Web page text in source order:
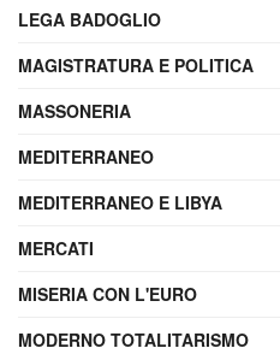
LEGA BADOGLIO
MAGISTRATURA E POLITICA
MASSONERIA
MEDITERRANEO
MEDITERRANEO E LIBYA
MERCATI
MISERIA CON L'EURO
MODERNO TOTALITARISMO